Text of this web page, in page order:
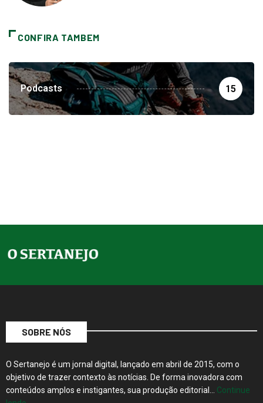
CONFIRA TAMBEM
Podcasts 15
SOBRE NÓS
O Sertanejo é um jornal digital, lançado em abril de 2015, com o
objetivo de trazer contexto às notícias. De forma inovadora com
conteúdos amplos e instigantes, sua produção editorial… Continue